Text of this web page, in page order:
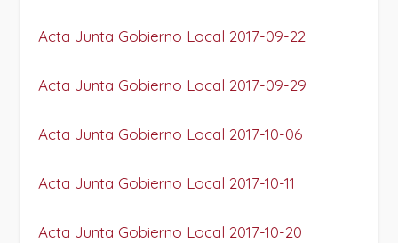
Acta Junta Gobierno Local 2017-09-22
Acta Junta Gobierno Local 2017-09-29
Acta Junta Gobierno Local 2017-10-06
Acta Junta Gobierno Local 2017-10-11
Acta Junta Gobierno Local 2017-10-20